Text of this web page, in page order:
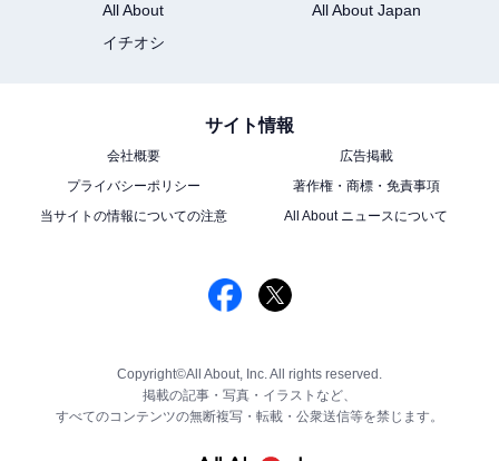
All About
All About Japan
イチオシ
サイト情報
会社概要
広告掲載
プライバシーポリシー
著作権・商標・免責事項
当サイトの情報についての注意
All About ニュースについて
Copyright©All About, Inc. All rights reserved.
掲載の記事・写真・イラストなど、
すべてのコンテンツの無断複写・転載・公衆送信等を禁じます。